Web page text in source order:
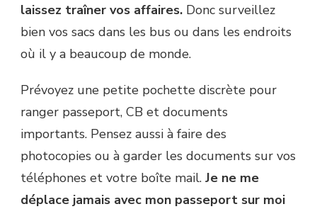
laissez traîner vos affaires. Donc surveillez
bien vos sacs dans les bus ou dans les endroits
où il y a beaucoup de monde.
Prévoyez une petite pochette discrète pour
ranger passeport, CB et documents
importants. Pensez aussi à faire des
photocopies ou à garder les documents sur vos
téléphones et votre boîte mail. Je ne me
déplace jamais avec mon passeport sur moi